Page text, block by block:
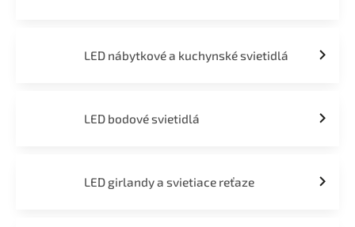
LED nábytkové a kuchynské svietidlá
LED bodové svietidlá
LED girlandy a svietiace reťaze